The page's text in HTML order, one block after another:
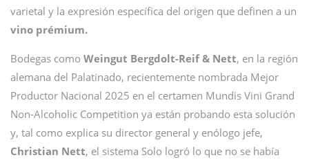
varietal y la expresión específica del origen que definen a un
vino prémium.
Bodegas como Weingut Bergdolt-Reif & Nett, en la región
alemana del Palatinado, recientemente nombrada Mejor
Productor Nacional 2025 en el certamen Mundis Vini Grand
Non-Alcoholic Competition ya están probando esta solución
y, tal como explica su director general y enólogo jefe,
Christian Nett, el sistema Solo logró lo que no se había